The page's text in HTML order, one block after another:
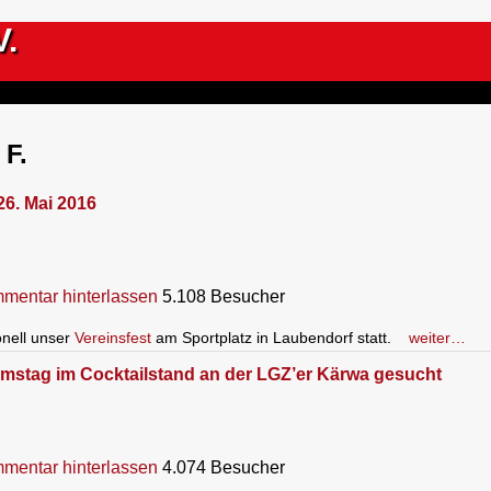
Mai 2016
hinterlassen 5.108 Besucher
unser Vereinsfest am Sportplatz in Laubendorf statt. weiter…
im Cocktailstand an der LGZ’er Kärwa gesucht
hinterlassen 4.074 Besucher